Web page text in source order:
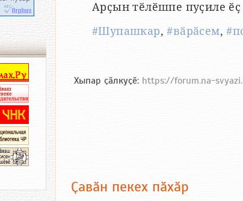
Арҫын тӗлӗшпе пуҫиле ӗҫ
#Шупашкар,#вӑрӑсем,
Хыпар ҫӑлкуҫӗ: https://forum.na-
Ҫавӑн пекех пӑхӑр